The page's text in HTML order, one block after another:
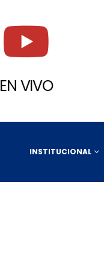
EN VIVO
INSTITUCIONAL